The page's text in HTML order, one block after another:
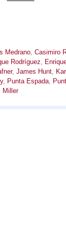
Medrano, Casimiro
Rodríguez,
, James Hunt,
, Punta Espada,
Miller